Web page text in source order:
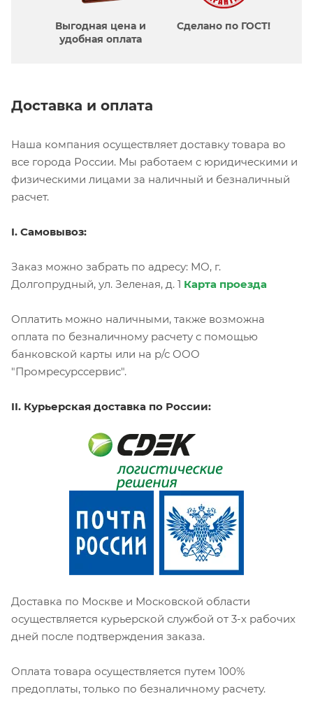
Выгодная цена и
удобная оплата
Сделано по ГОСТ!
Доставка и оплата
Наша компания осуществляет доставку товара во
все города России. Мы работаем с юридическими и
физическими лицами за наличный и безналичный
расчет.
I. Самовывоз:
Заказ можно забрать по адресу: МО, г.
Долгопрудный, ул. Зеленая, д. 1 Карта проезда
Оплатить можно наличными, также возможна
оплата по безналичному расчету с помощью
банковской карты или на р/с ООО
"Промресурссервис".
II. Курьерская доставка по России:
Доставка по Москве и Московской области
осуществляется курьерской службой от 3-х рабочих
дней после подтверждения заказа.
Оплата товара осуществляется путем 100%
предоплаты, только по безналичному расчету.